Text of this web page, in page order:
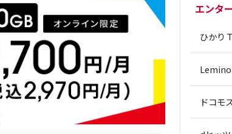
エンタ
ひかり
Lemino
ドコモ